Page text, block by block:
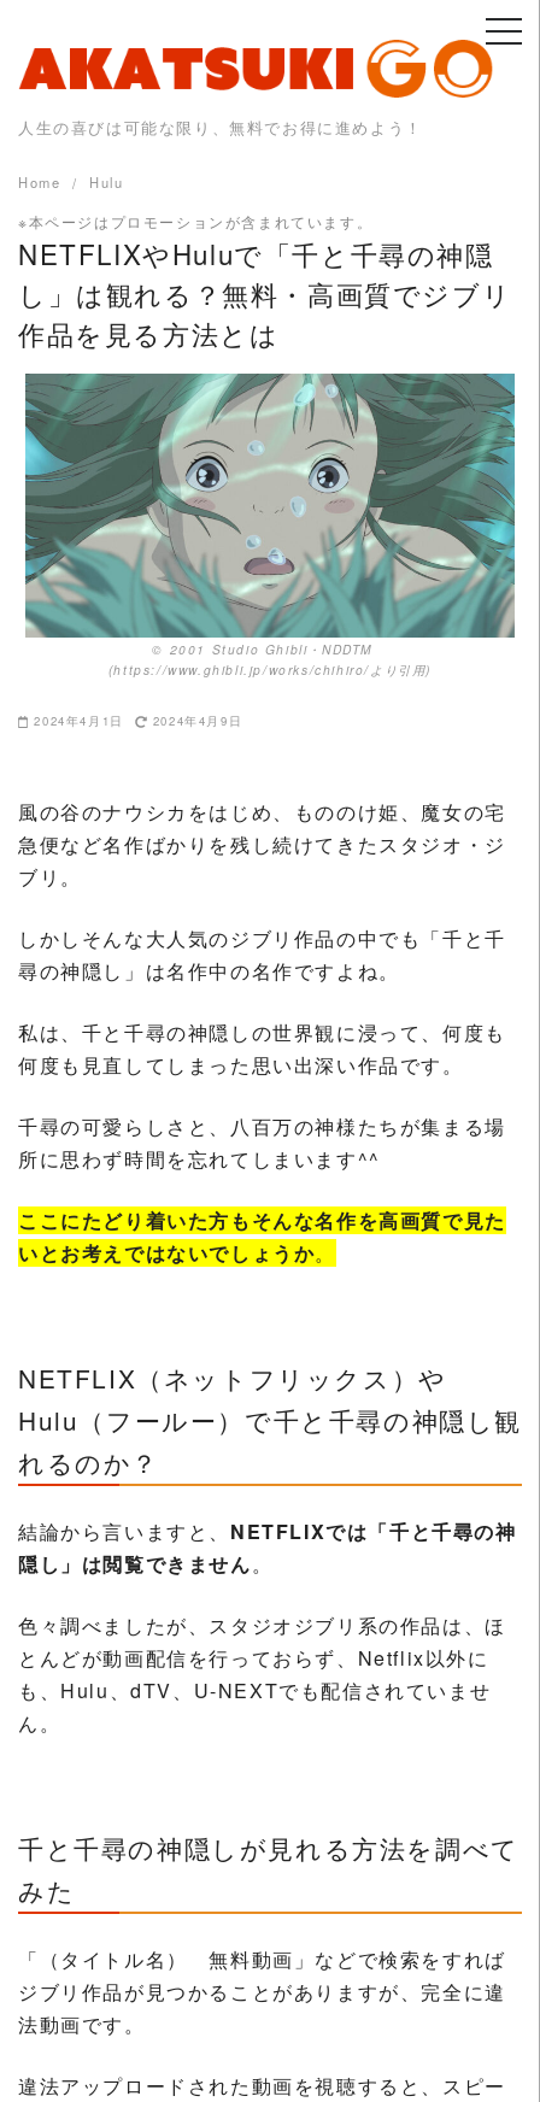
content
人生の喜びは可能な限り、無料でお得に進めよう！
Home Hulu
※本ページはプロモーションが含まれています。
NETFLIXやHuluで「千と千尋の神隠
し」は観れる？無料・高画質でジブリ
作品を見る方法とは
© 2001 Studio Ghibli・NDDTM
(https://www.ghibli.jp/works/chihiro/より引用)
2024年4月1日 2024年4月9日
風の谷のナウシカをはじめ、もののけ姫、魔女の宅
急便など名作ばかりを残し続けてきたスタジオ・ジ
ブリ。
しかしそんな大人気のジブリ作品の中でも「千と千
尋の神隠し」は名作中の名作ですよね。
私は、千と千尋の神隠しの世界観に浸って、何度も
何度も見直してしまった思い出深い作品です。
千尋の可愛らしさと、八百万の神様たちが集まる場
所に思わず時間を忘れてしまいます^^
ここにたどり着いた方もそんな名作を高画質で見た
いとお考えではないでしょうか。
NETFLIX（ネットフリックス）や
Hulu（フールー）で千と千尋の神隠し観
れるのか？
結論から言いますと、 NETFLIXでは「千と千尋の神
隠し」は閲覧できません。
色々調べましたが、スタジオジブリ系の作品は、ほ
とんどが動画配信を行っておらず、Netflix以外に
も、Hulu、dTV、U-NEXTでも配信されていませ
ん。
千と千尋の神隠しが見れる方法を調べて
みた
「（タイトル名） 無料動画」などで検索をすれば
ジブリ作品が見つかることがありますが、完全に違
法動画です。
違法アップロードされた動画を視聴すると、スピー